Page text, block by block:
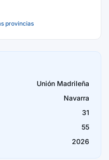
provincias
Unión Madrileña
Navarra
31
55
2026